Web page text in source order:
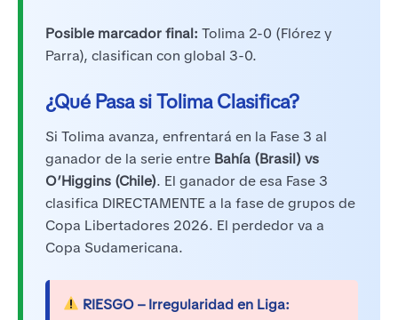
Posible marcador final: Tolima 2-0 (Flórez y
Parra), clasifican con global 3-0.
¿Qué Pasa si Tolima Clasifica?
Si Tolima avanza, enfrentará en la Fase 3 al
ganador de la serie entre Bahía (Brasil) vs
O’Higgins (Chile). El ganador de esa Fase 3
clasifica DIRECTAMENTE a la fase de grupos de
Copa Libertadores 2026. El perdedor va a
Copa Sudamericana.
RIESGO – Irregularidad en Liga: